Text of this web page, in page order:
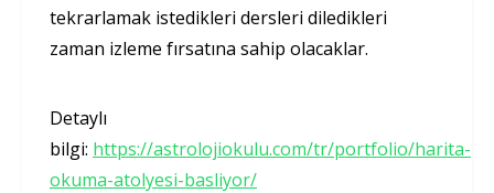
tekrarlamak istedikleri dersleri diledikleri
zaman izleme fırsatına sahip olacaklar.
Detaylı
bilgi: https://astrolojiokulu.com/tr/portfolio/harita-
okuma-atolyesi-basliyor/